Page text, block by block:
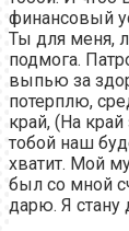
финансовый
Ты для меня,
подмога.
выпью за
потерплю,
край, (На
тобой наш
хватит. Мой
был со мной
дарю. Я стану